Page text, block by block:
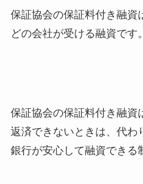
保証協会の保証料付き融資
どの会社が受ける融資です。
保証協会の保証料付き融資
返済できないときは、代わ
銀行が安心して融資できる